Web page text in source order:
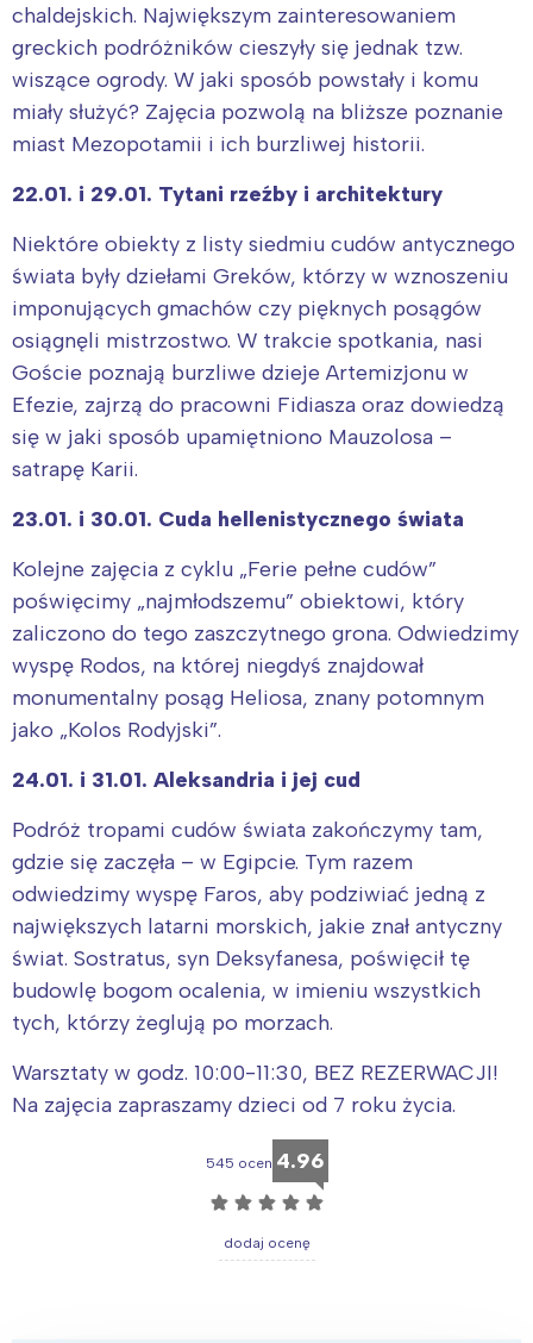
chaldejskich. Największym zainteresowaniem
greckich podróżników cieszyły się jednak tzw.
wiszące ogrody. W jaki sposób powstały i komu
miały służyć? Zajęcia pozwolą na bliższe poznanie
miast Mezopotamii i ich burzliwej historii.
22.01. i 29.01. Tytani rzeźby i architektury
Niektóre obiekty z listy siedmiu cudów antycznego
świata były dziełami Greków, którzy w wznoszeniu
imponujących gmachów czy pięknych posągów
osiągnęli mistrzostwo. W trakcie spotkania, nasi
Goście poznają burzliwe dzieje Artemizjonu w
Efezie, zajrzą do pracowni Fidiasza oraz dowiedzą
się w jaki sposób upamiętniono Mauzolosa –
satrapę Karii.
23.01. i 30.01. Cuda hellenistycznego świata
Kolejne zajęcia z cyklu „Ferie pełne cudów”
poświęcimy „najmłodszemu” obiektowi, który
zaliczono do tego zaszczytnego grona. Odwiedzimy
wyspę Rodos, na której niegdyś znajdował
monumentalny posąg Heliosa, znany potomnym
jako „Kolos Rodyjski”.
24.01. i 31.01. Aleksandria i jej cud
Podróż tropami cudów świata zakończymy tam,
gdzie się zaczęła – w Egipcie. Tym razem
odwiedzimy wyspę Faros, aby podziwiać jedną z
największych latarni morskich, jakie znał antyczny
świat. Sostratus, syn Deksyfanesa, poświęcił tę
budowlę bogom ocalenia, w imieniu wszystkich
tych, którzy żeglują po morzach.
Warsztaty w godz. 10:00-11:30, BEZ REZERWACJI!
Na zajęcia zapraszamy dzieci od 7 roku życia.
545 ocen 4.96
☆ ☆ ☆ ☆ ☆
dodaj ocenę